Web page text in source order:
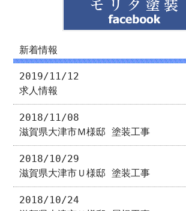
新着情報
2019/11/12
求人情報
2018/11/08
滋賀県大津市Ｍ様邸 塗装工事
2018/10/29
滋賀県大津市Ｕ様邸 塗装工事
2018/10/24